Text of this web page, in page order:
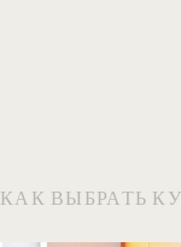
КАК ВЫБРАТЬ